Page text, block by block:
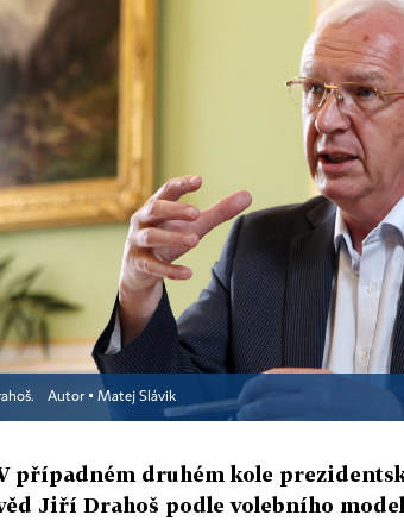
Autor ▪ Matej Slávik
případném druhém kole
Jiří Drahoš podle volebního